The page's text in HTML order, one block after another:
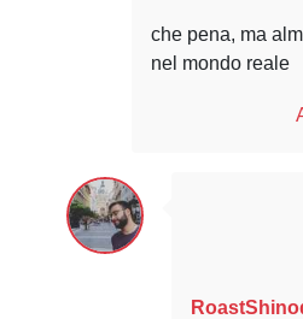
che pena, ma
nel mondo reale